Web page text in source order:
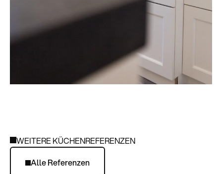
WEITERE KÜCHENREFERENZEN
Alle Referenzen